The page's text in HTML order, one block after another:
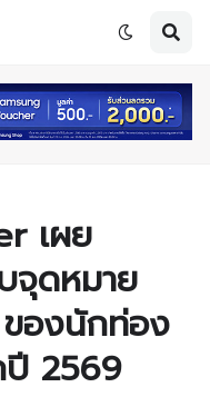
เผย
จุดหมาย
องนักท่อง
ปี 2569